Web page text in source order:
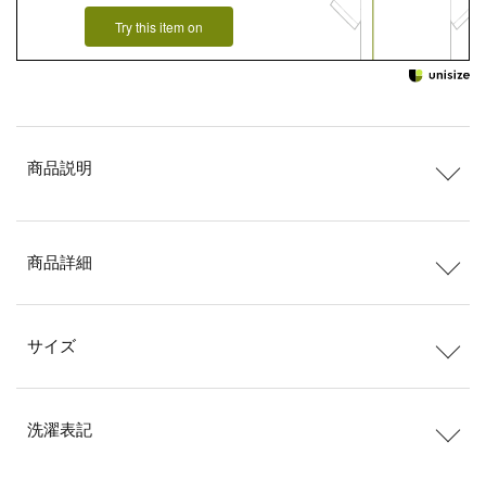
Try this item on
商品説明
商品詳細
サイズ
洗濯表記